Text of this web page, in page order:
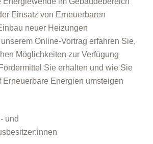
Einsatz von Erneuerbaren
neuer Heizungen
Online-Vortrag erfahren Sie,
Möglichkeiten zur Verfügung
Sie erhalten und wie Sie
Erneuerbare Energien umsteigen
und